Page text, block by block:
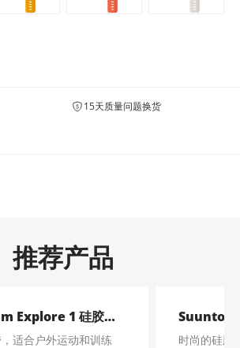
15天质量问题换货
推荐产品
Suunto 24mm Explore 1 硅胶表带
适合户外运动和训练
时尚的硅胶